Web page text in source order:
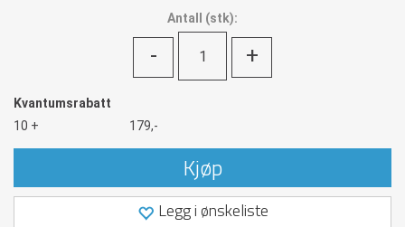
Antall (stk):
- +
Kvantumsrabatt
10 +
179,-
Kjøp
Legg i ønskeliste